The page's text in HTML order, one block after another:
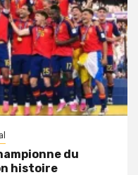
du
histoire